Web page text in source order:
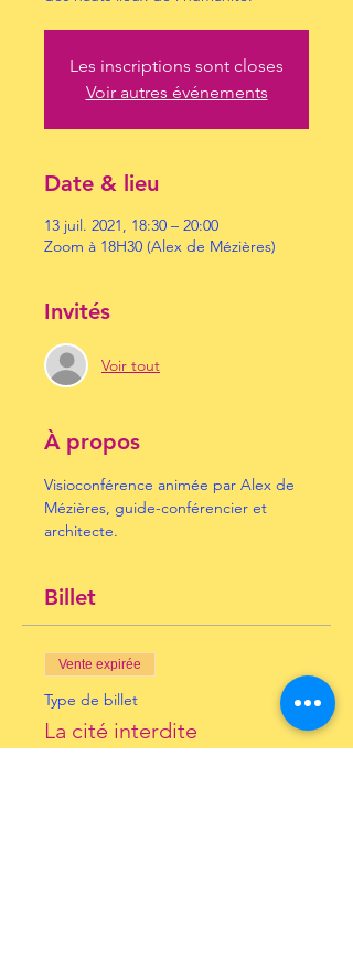
Les inscriptions sont closes
Voir autres événements
Date & lieu
13 juil. 2021, 18:30 – 20:00
Zoom à 18H30 (Alex de Mézières)
Invités
Voir tout
À propos
Visioconférence animée par Alex de
Mézières, guide-conférencier et
architecte.
Billet
Vente expirée
Type de billet
La cité interdite